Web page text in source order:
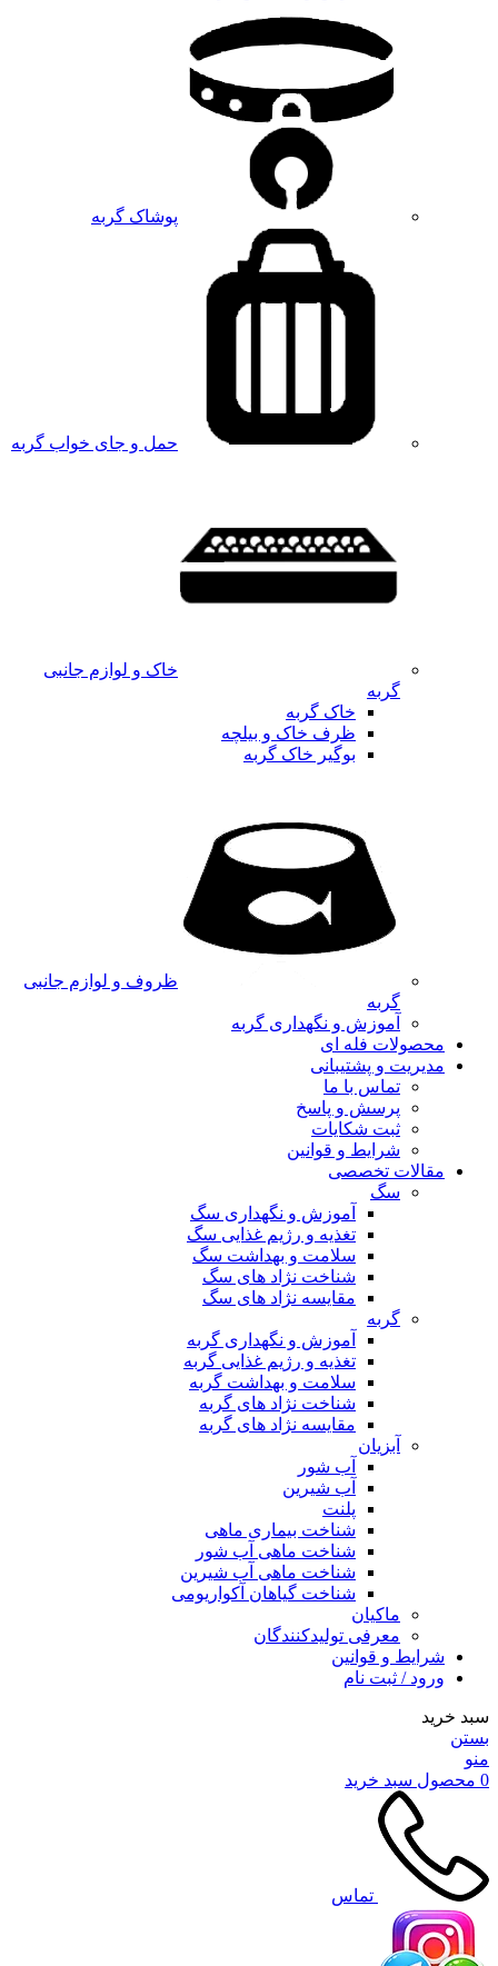
پوشاک گربه
حمل و جای خواب گربه
خاک و لوازم جانبی
گربه
خاک گربه
ظرف خاک و بیلچه
بوگیر خاک گربه
ظروف و لوازم جانبی
گربه
آموزش و نگهداری گربه
محصولات فله ای
مدیریت و پشتیبانی
تماس با ما
پرسش و پاسخ
ثبت شکایات
شرایط و قوانین
مقالات تخصصی
سگ
آموزش و نگهداری سگ
تغذیه و رژیم غذایی سگ
سلامت و بهداشت سگ
شناخت نژاد های سگ
مقایسه نژاد های سگ
گربه
آموزش و نگهداری گربه
تغذیه و رژیم غذایی گربه
سلامت و بهداشت گربه
شناخت نژاد های گربه
مقایسه نژاد های گربه
آبزیان
آب شور
آب شیرین
پلنت
شناخت بیماری ماهی
شناخت ماهی آب شور
شناخت ماهی آب شیرین
شناخت گیاهان آکواریومی
ماکیان
معرفی تولیدکنندگان
شرایط و قوانین
ورود / ثبت نام
سبد خرید
بستن
منو
0 محصول سبد خرید
تماس